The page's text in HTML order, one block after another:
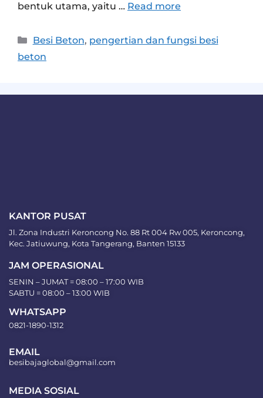
bentuk utama, yaitu … Read more
Besi Beton, pengertian dan fungsi besi
beton
KANTOR PUSAT
Jl. Zona Industri Keroncong No. 88 Rt 004 Rw 005, Keroncong,
Kec. Jatiuwung, Kota Tangerang, Banten 15133
JAM OPERASIONAL
SENIN – JUMAT = 08:00 – 17:00 WIB
SABTU = 08:00 – 13:00 WIB
WHATSAPP
0821-1890-1312
EMAIL
besibajaglobal@gmail.com
MEDIA SOSIAL